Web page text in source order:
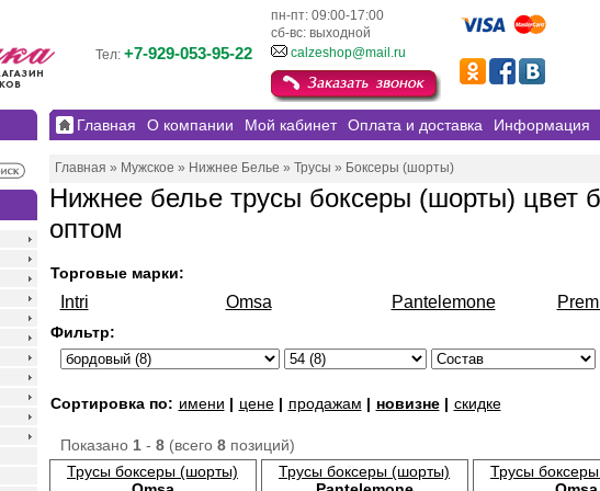
пн-пт: 09:00-17:00
сб-вс: выходной
Тел: +7-929-053-95-22 calzeshop@mail.ru
Главная О компании Мой кабинет Оплата и доставка Информация
Главная » Мужское » Нижнее Белье » Трусы » Боксеры (шорты)
Нижнее белье трусы боксеры (шорты) цвет
оптом
Торговые марки:
Intri Omsa Pantelemone
Фильтр:
Сортировка по: имени | цене| продажам | новизне| скидке
Показано 1- 8(всего 8позиций)
Трусы боксеры (шорты)
Трусы боксеры (шорты)
Трусы